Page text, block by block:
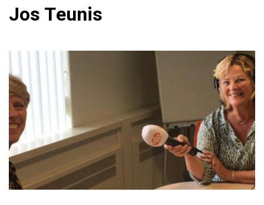
Jos Teunis